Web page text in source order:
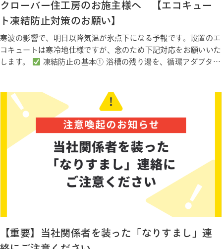
クローバー住工房のお施主様へ 【エコキュー
ト凍結防止対策のお願い】
寒波の影響で、明日以降気温が氷点下になる予報です。設置のエ
コキュートは寒冷地仕様ですが、念のため下記対応をお願いいた
します。
凍結防止の基本① 浴槽の残り湯を、循環アダプター
します。
万が一凍結した場合給湯栓を少し開けて、自然解
【重要】当社関係者を装った「なりすまし」連